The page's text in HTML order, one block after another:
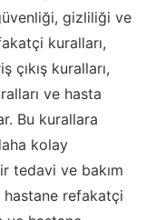
gizliliği ve
kuralları,
çıkış kuralları,
ve hasta
Bu kurallara
kolay
tedavi ve bakım
hastane refakatçi